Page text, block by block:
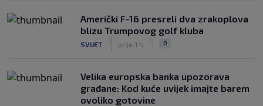
Američki F-16 presreli dva zrakoplova
blizu Trumpovog golf kluba
SVIJET prije 1 h 0
Velika europska banka upozorava
građane: Kod kuće uvijek imajte barem
ovoliko gotovine